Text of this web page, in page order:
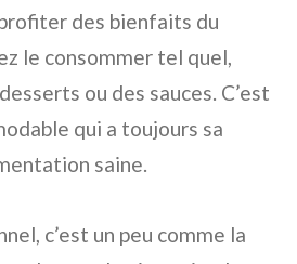
des bienfaits du
le consommer tel quel,
ou des sauces. C’est
qui a toujours sa
saine.
c’est un peu comme la